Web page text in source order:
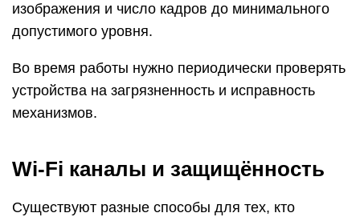
изображения и число кадров до минимального
допустимого уровня.
Во время работы нужно периодически проверять
устройства на загрязненность и исправность
механизмов.
Wi-Fi каналы и защищённость
Существуют разные способы для тех, кто